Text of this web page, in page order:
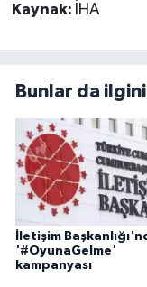
Kaynak: İHA
Bunlar da
İletişim
'#OyunaGelme'
kampanyası